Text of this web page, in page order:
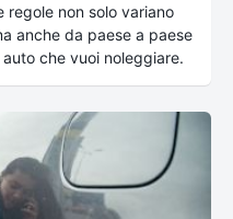
regole non solo variano
anche da paese a paese
che vuoi noleggiare.